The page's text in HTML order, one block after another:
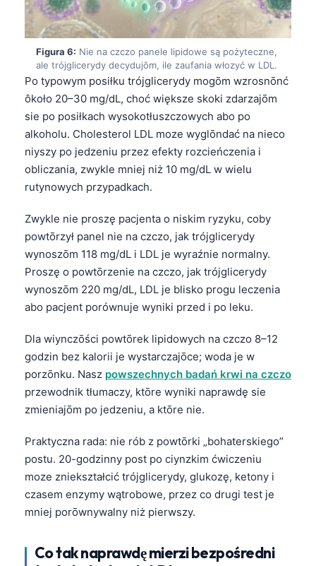
Figura 6: Nie na czczo panele lipidowe są pożyteczne,
ale trójglicerydy decydujōm, ile zaufania włozyć w LDL.
Po typowym posiłku trójglicerydy mogōm wzrosnōnć
ôkoło 20–30 mg/dL, choć większe skoki zdarzajōm
sie po posiłkach wysokotłuszczowych abo po
alkoholu. Cholesterol LDL moze wyglōndać na nieco
niyszy po jedzeniu przez efekty rozcieńczenia i
obliczania, zwykle mniej niż 10 mg/dL w wielu
rutynowych przypadkach.
Zwykle nie proszę pacjenta o niskim ryzyku, coby
powtōrzył panel nie na czczo, jak trójglicerydy
wynoszōm 118 mg/dL i LDL je wyraźnie normalny.
Proszę o powtōrzenie na czczo, jak trójglicerydy
wynoszōm 220 mg/dL, LDL je blisko progu leczenia
abo pacjent porównuje wyniki przed i po leku.
Dla wiynczōści powtōrek lipidowych na czczo 8–12
godzin bez kalorii je wystarczajōce; woda je w
porzōnku. Nasz powszechnych badań krwi na czczo
przewodnik tłumaczy, ktōre wyniki naprawdę sie
zmieniajōm po jedzeniu, a ktōre nie.
Praktyczna rada: nie rób z powtōrki „bohaterskiego”
postu. 20-godzinny post po ciynzkim ćwiczeniu
moze zniekształcić trójglicerydy, glukozę, ketony i
czasem enzymy wątrobowe, przez co drugi test je
mniej porōwnywalny niż pierwszy.
Co tak naprawdę mierzi bezpośredni
اردو
मराठी
తెలుగు
தமிழ்
ಕನ್ನಡ
മലയാളം
Bahasa Melayu
Tiếng Việt
Tagalog
ไทย
ဗမာစာ
ភាសាខ្មែរ
Kiswahili
አማርኛ
Українська
O‘zbekcha
Català
Қазақ тілі
Suomi
Hrvatski
Slovenčina